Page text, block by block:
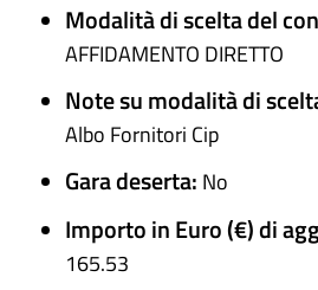
Modalità di scelta del
AFFIDAMENTO DIRETTO
Note su modalità di
Albo Fornitori Cip
Gara deserta: No
Importo in Euro (€) di
165.53